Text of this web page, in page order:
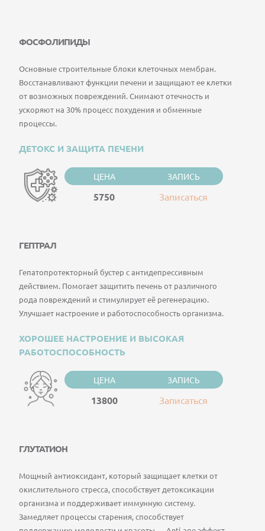
ФОСФОЛИПИДЫ
Основные строительные блоки клеточных мембран.
Восстанавливают функции печени и защищают ее клетки
от возможных повреждений. Снимают отечность и
ускоряют на 30% процесс похудения и обменные
процессы.
ДЕТОКС И ЗАЩИТА ПЕЧЕНИ
ЦЕНА ЗАПИСЬ
5750 Записаться
ГЕПТРАЛ
Гепатопротекторный бустер с антидепрессивным
действием. Помогает защитить печень от различного
рода повреждений и стимулирует её регенерацию.
Улучшает настроение и работоспособность организма.
ХОРОШЕЕ НАСТРОЕНИЕ И ВЫСОКАЯ
РАБОТОСПОСОБНОСТЬ
ЦЕНА ЗАПИСЬ
13800 Записаться
ГЛУТАТИОН
Мощный антиоксидант, который защищает клетки от
окислительного стресса, способствует детоксикации
организма и поддерживает иммунную систему.
Замедляет процессы старения, способствует